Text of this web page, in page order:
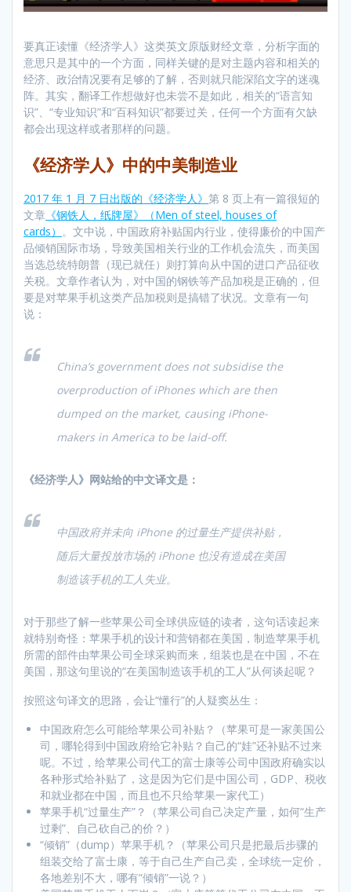
要真正读懂《经济学人》这类英文原版财经文章，分析字面的
意思只是其中的一个方面，同样关键的是对主题内容和相关的
经济、政治情况要有足够的了解，否则就只能深陷文字的迷魂
阵。其实，翻译工作想做好也未尝不是如此，相关的“语言知
识”、“专业知识”和“百科知识”都要过关，任何一个方面有欠缺
都会出现这样或者那样的问题。
《经济学人》中的中美制造业
2017 年 1 月 7 日出版的《经济学人》 第 8 页上有一篇很短的
文章 《钢铁人，纸牌屋》（Men of steel, houses of
cards） 。文中说，中国政府补贴国内行业，使得廉价的中国产
品倾销国际市场，导致美国相关行业的工作机会流失，而美国
当选总统特朗普（现已就任）则打算向从中国的进口产品征收
关税。文章作者认为，对中国的钢铁等产品加税是正确的，但
要是对苹果手机这类产品加税则是搞错了状况。文章有一句
说：
China’s government does not subsidise the
overproduction of iPhones which are then
dumped on the market, causing iPhone-
makers in America to be laid-off.
《经济学人》网站给的中文译文是：
中国政府并未向 iPhone 的过量生产提供补贴，
随后大量投放市场的 iPhone 也没有造成在美国
制造该手机的工人失业。
对于那些了解一些苹果公司全球供应链的读者，这句话读起来
就特别奇怪：苹果手机的设计和营销都在美国，制造苹果手机
所需的部件由苹果公司全球采购而来，组装也是在中国，不在
美国，那这句里说的“在美国制造该手机的工人”从何谈起呢？
按照这句译文的思路，会让“懂行”的人疑窦丛生：
中国政府怎么可能给苹果公司补贴？（苹果可是一家美国公
司，哪轮得到中国政府给它补贴？自己的“娃”还补贴不过来
呢。不过，给苹果公司代工的富士康等公司中国政府确实以
各种形式给补贴了，这是因为它们是中国公司，GDP、税收
和就业都在中国，而且也不只给苹果一家代工）
苹果手机“过量生产”？（苹果公司自己决定产量，如何“生产
过剩”、自己砍自己的价？）
“倾销”（dump）苹果手机？（苹果公司只是把最后步骤的
组装交给了富士康，等于自己生产自己卖，全球统一定价，
各地差别不大，哪有“倾销”一说？）